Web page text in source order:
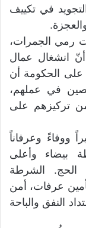
في تكييف
رمي الجمرات،
انشغال عمال
الحكومة أن
في عملهم،
من تركيزهم على
ووفاءً وعرفاناً
بيضاء وأعلى
الشرطة
عرفات، أمن
النفق والباحة